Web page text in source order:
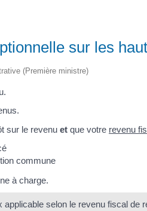
sur les
(Première ministre)
sur le revenu et que votre revenu
commune
à charge.
selon le revenu fiscal de